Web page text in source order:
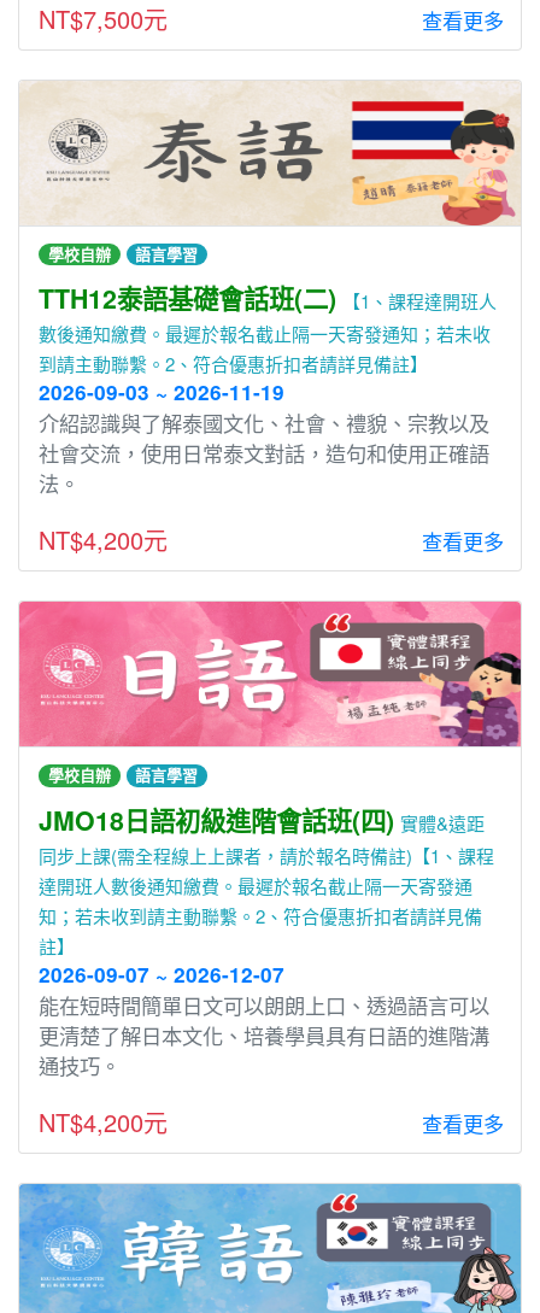
NT$7,500元 查看更多
學校自辦 語言學習
TTH12泰語基礎會話班(二)
【1、課程達開班人
數後通知繳費。最遲於報名截止隔一天寄發通知；若未收
到請主動聯繫。2、符合優惠折扣者請詳見備註】
2026-09-03 ~ 2026-11-19
介紹認識與了解泰國文化、社會、禮貌、宗教以及
社會交流，使⽤⽇常泰文對話，造句和使⽤正確語
法。
NT$4,200元 查看更多
學校自辦 語言學習
JMO18日語初級進階會話班(四) 實體&遠距
同步上課(需全程線上上課者，請於報名時備註)【1、課程
達開班人數後通知繳費。最遲於報名截止隔一天寄發通
知；若未收到請主動聯繫。2、符合優惠折扣者請詳見備
註】
2026-09-07 ~ 2026-12-07
能在短時間簡單⽇文可以朗朗上⼝、透過語⾔可以
更清楚了解⽇本文化、培養學員具有⽇語的進階溝
通技巧。
NT$4,200元 查看更多